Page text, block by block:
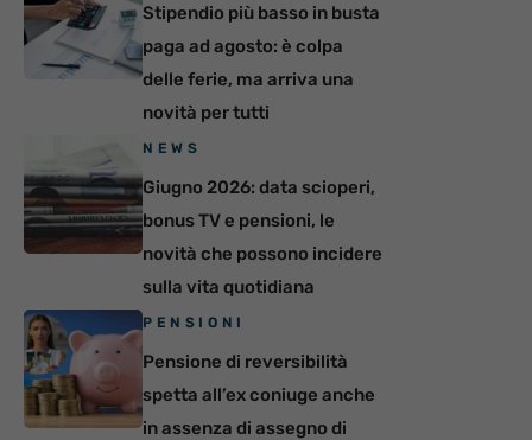
Stipendio più basso in busta
paga ad agosto: è colpa
delle ferie, ma arriva una
novità per tutti
NEWS
Giugno 2026: data scioperi,
bonus TV e pensioni, le
novità che possono incidere
sulla vita quotidiana
PENSIONI
Pensione di reversibilità
spetta all’ex coniuge anche
in assenza di assegno di